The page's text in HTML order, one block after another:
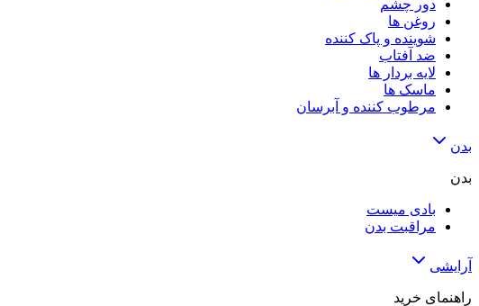
دور چشم
روغن ها
شوینده و پاک کننده
ضد آفتاب
لایه‌ بردار ها
ماسک ها
مرطوب کننده و آبرسان
بدن
بدن
بادی میست
مراقبت بدن
آرایشی
راهنمای خرید